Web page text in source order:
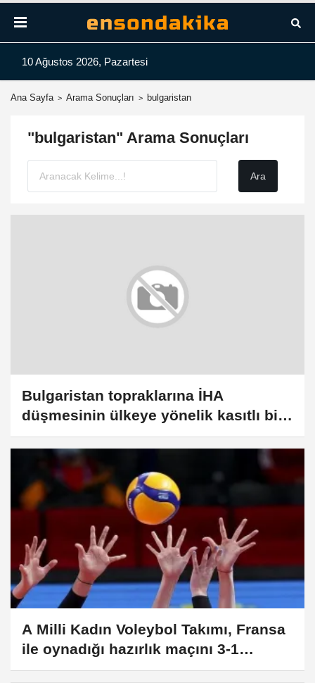
10 Ağustos 2026, Pazartesi
Ana Sayfa Arama Sonuçları bulgaristan
"bulgaristan" Arama Sonuçları
Bulgaristan topraklarına İHA
düşmesinin ülkeye yönelik kasıtlı bir
eylem olmadığı belirtildi
A Milli Kadın Voleybol Takımı, Fransa
ile oynadığı hazırlık maçını 3-1
kazandı